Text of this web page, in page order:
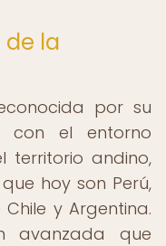
de la
por su
con el entorno
territorio andino,
hoy son Perú,
y Argentina.
avanzada que